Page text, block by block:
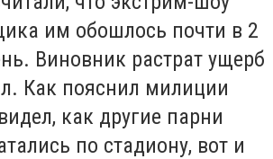
им обошлось почти в 2
Виновник растрат ущерб
Как пояснил милиции
как другие парни
по стадиону, вот и